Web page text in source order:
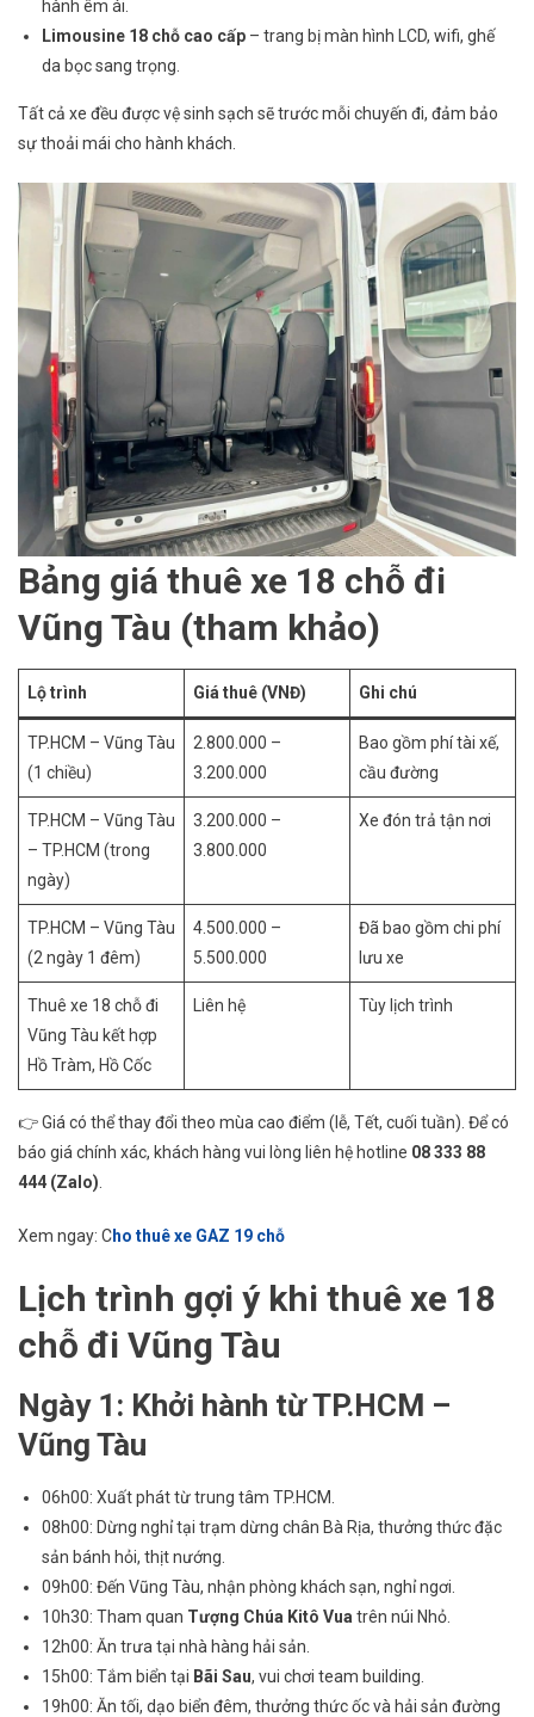
hành êm ái.
Limousine 18 chỗ cao cấp – trang bị màn hình LCD, wifi, ghế
da bọc sang trọng.
Tất cả xe đều được vệ sinh sạch sẽ trước mỗi chuyến đi, đảm bảo
sự thoải mái cho hành khách.
Bảng giá thuê xe 18 chỗ đi
Vũng Tàu (tham khảo)
Lộ trình Giá thuê (VNĐ) Ghi chú
TP.HCM – Vũng Tàu
(1 chiều)
2.800.000 –
3.200.000
Bao gồm phí tài xế,
cầu đường
TP.HCM – Vũng Tàu
– TP.HCM (trong
ngày)
3.200.000 –
3.800.000
Xe đón trả tận nơi
TP.HCM – Vũng Tàu
(2 ngày 1 đêm)
4.500.000 –
5.500.000
Đã bao gồm chi phí
lưu xe
Thuê xe 18 chỗ đi
Vũng Tàu kết hợp
Hồ Tràm, Hồ Cốc
Liên hệ Tùy lịch trình
👉 Giá có thể thay đổi theo mùa cao điểm (lễ, Tết, cuối tuần). Để có
báo giá chính xác, khách hàng vui lòng liên hệ hotline 08 333 88
444 (Zalo)
Xem ngay: Cho thuê xe GAZ 19 chỗ
Lịch trình gợi ý khi thuê xe 18
chỗ đi Vũng Tàu
Ngày 1: Khởi hành từ TP.HCM –
Vũng Tàu
06h00: Xuất phát từ trung tâm TP.HCM.
08h00: Dừng nghỉ tại trạm dừng chân Bà Rịa, thưởng thức đặc
sản bánh hỏi, thịt nướng.
09h00: Đến Vũng Tàu, nhận phòng khách sạn, nghỉ ngơi.
10h30: Tham quan Tượng Chúa Kitô Vua trên núi Nhỏ.
12h00: Ăn trưa tại nhà hàng hải sản.
15h00: Tắm biển tại Bãi Sau, vui chơi team building.
19h00: Ăn tối, dạo biển đêm, thưởng thức ốc và hải sản đường